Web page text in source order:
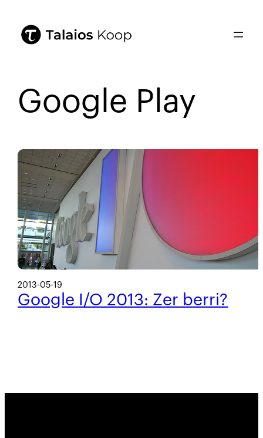
Google Play
2013-05-19
Google I/O 2013: Zer berri?